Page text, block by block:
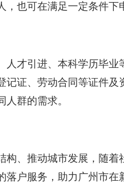
也可在满足一定条件下
才引进、本科学历毕
证、劳动合同等证件
群的需求。
、推动城市发展，随
户服务，助力广州市在